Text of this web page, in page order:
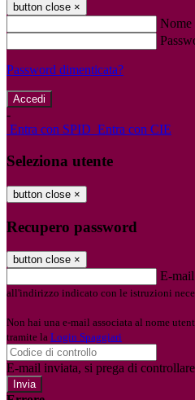
button close ×
Nome
Password dimenticata?
-
Entra con SPID Entra con CIE
Seleziona utente
button close ×
Recupero password
button close ×
E-mail
all'indirizzo indicato con le istruzioni
Non hai una e-mail associata al nome
tramite la Login Spaggiari
E-mail inviata, si prega di